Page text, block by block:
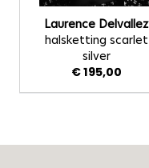
Laurence Delvallez
halsketting scarlet
silver
€ 195,00